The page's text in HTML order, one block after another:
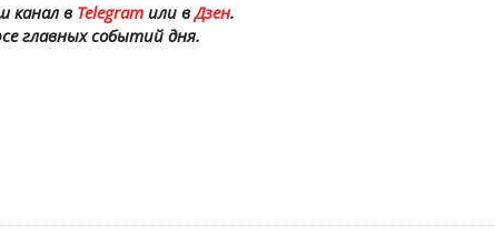
канал в Telegramили вДзен.
главных событий дня.